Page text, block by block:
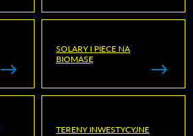
SOLARY I PIECE NA
BIOMASĘ
TERENY INWESTYCYJNE